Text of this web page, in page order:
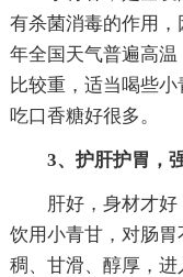
有杀菌消毒的作用
年全国天气普遍高
比较重，适当喝些
吃口香糖好很多。
3、护肝护胃，
肝好，身材才好
饮用小青甘，对肠
稠、甘滑、醇厚，